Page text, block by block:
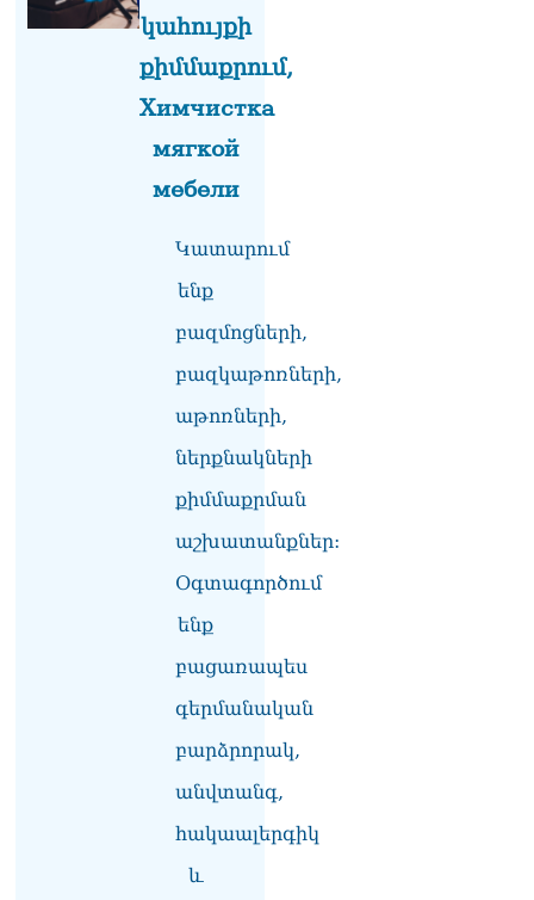
կահույքի
քիմմաքրում,
Химчистка
мягкой
мебели
Կատարում
ենք
բազմոցների,
բազկաթոռների,
աթոռների,
ներքնակների
քիմմաքրման
աշխատանքներ:
Օգտագործում
ենք
բացառապես
գերմանական
բարձրորակ,
անվտանգ,
հակաալերգիկ
և
լիակատար երջանկության
դարձնելու համար
անհրաժեշտություն է
իրավունքի մասին
Փաշինյան
«Ժողովուրդ». Ինչ
ԱԺ-ում Ռուբեն
08.08.2026
«Հրապարակ». Հայկական
սահմանին մատնել են
08.08.2026
«Հրապարակ». Փաշինյանը
08.08.2026